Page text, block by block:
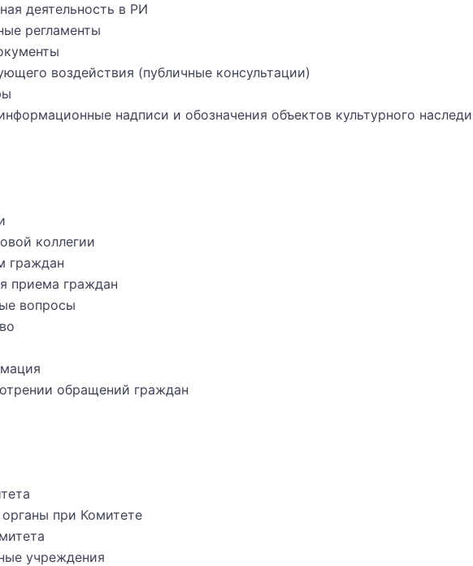
деятельность в РИ
регламенты
воздействия (публичные консультации)
надписи и обозначения объектов культурного
коллегии
граждан
приема граждан
вопросы
обращений граждан
при Комитете
учреждения